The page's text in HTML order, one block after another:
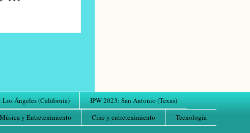
Los Ángeles (California)
IPW 2023: San Antonio (Texas)
Música y Entretenimiento Cine y entretenimiento
Tecnología